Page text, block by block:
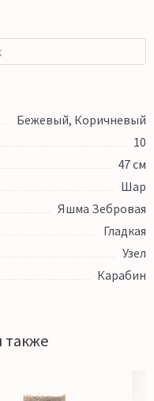
Бежевый, Коричневый
10
47 см
Шар
Яшма Зебровая
Гладкая
Узел
Карабин
также